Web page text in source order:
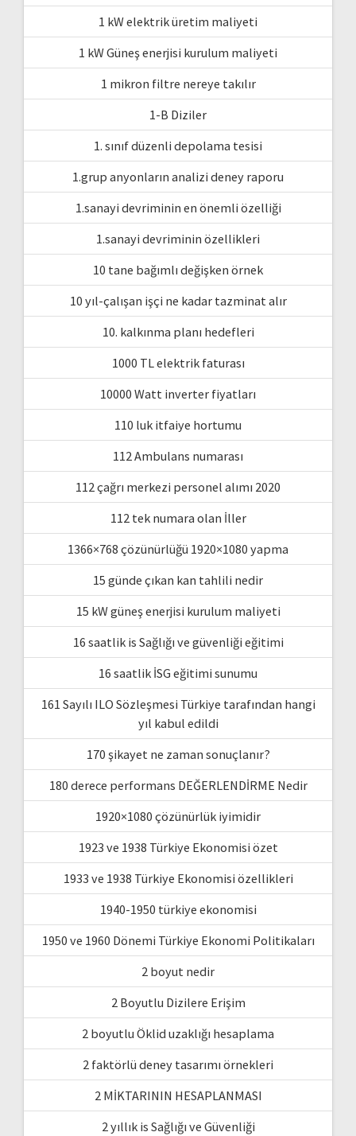
1 kW elektrik üretim maliyeti
1 kW Güneş enerjisi kurulum maliyeti
1 mikron filtre nereye takılır
1-B Diziler
1. sınıf düzenli depolama tesisi
1.grup anyonların analizi deney raporu
1.sanayi devriminin en önemli özelliği
1.sanayi devriminin özellikleri
10 tane bağımlı değişken örnek
10 yıl-çalışan işçi ne kadar tazminat alır
10. kalkınma planı hedefleri
1000 TL elektrik faturası
10000 Watt inverter fiyatları
110 luk itfaiye hortumu
112 Ambulans numarası
112 çağrı merkezi personel alımı 2020
112 tek numara olan İller
1366×768 çözünürlüğü 1920×1080 yapma
15 günde çıkan kan tahlili nedir
15 kW güneş enerjisi kurulum maliyeti
16 saatlik is Sağlığı ve güvenliği eğitimi
16 saatlik İSG eğitimi sunumu
161 Sayılı ILO Sözleşmesi Türkiye tarafından hangi
yıl kabul edildi
170 şikayet ne zaman sonuçlanır?
180 derece performans DEĞERLENDİRME Nedir
1920×1080 çözünürlük iyimidir
1923 ve 1938 Türkiye Ekonomisi özet
1933 ve 1938 Türkiye Ekonomisi özellikleri
1940-1950 türkiye ekonomisi
1950 ve 1960 Dönemi Türkiye Ekonomi Politikaları
2 boyut nedir
2 Boyutlu Dizilere Erişim
2 boyutlu Öklid uzaklığı hesaplama
2 faktörlü deney tasarımı örnekleri
2 MİKTARININ HESAPLANMASI
2 yıllık is Sağlığı ve Güvenliği